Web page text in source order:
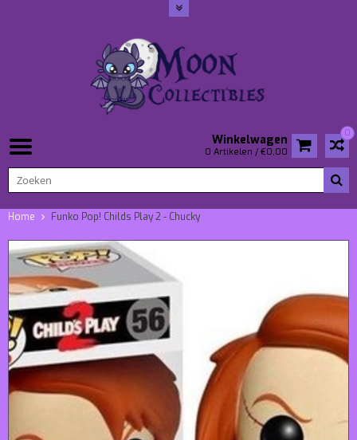
0
Winkelwagen
0 Artikelen / €0,00
Home Funko Pop! Childs Play 2 - Chucky